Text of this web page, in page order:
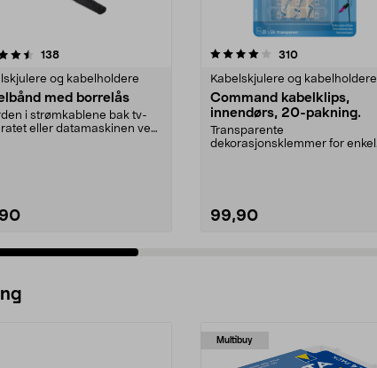
138anmeldelser
og kabelholdere
med borrelås
i strømkablene bak tv-
eller datamaskinen ved
4.0 av 5 stjerner 310anmeldelser
Kabelskjulere og kabelholdere
Command kabelklips,
innendørs, 20-pakning.
Transparente
dekorasjonsklemmer for enkel
99,90
4.5 av 5 stjerner
Multibuy